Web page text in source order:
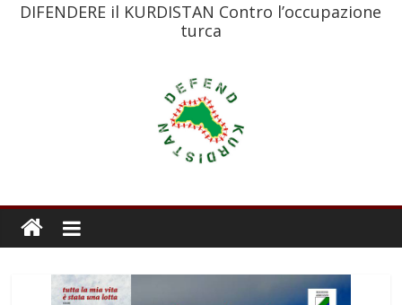
DIFENDERE il KURDISTAN Contro l’occupazione
turca